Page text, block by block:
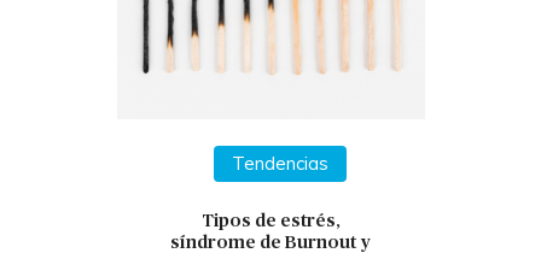
Tendencias
Tipos de estrés,
síndrome de Burnout y